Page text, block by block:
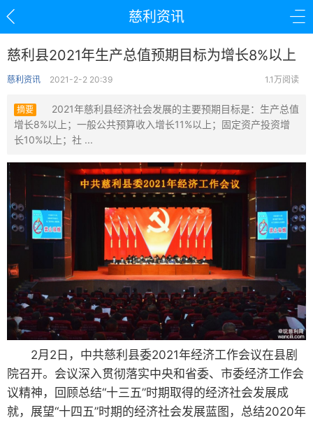
慈利资讯
慈利县2021年生产总值预期目标为增长8%以上
慈利资讯 2021-2-2 20:39 1.1万阅读
摘要
2021年慈利县经济社会发展的主要预期目标是：生产总值
增长8%以上；一般公共预算收入增长11%以上；固定资产投资增
长10%以上；社 ...
2月2日，中共慈利县委2021年经济工作会议在县剧
院召开。会议深入贯彻落实中央和省委、市委经济工作会
议精神，回顾总结“十三五”时期取得的经济社会发展成
就，展望“十四五”时期的经济社会发展蓝图，总结2020年